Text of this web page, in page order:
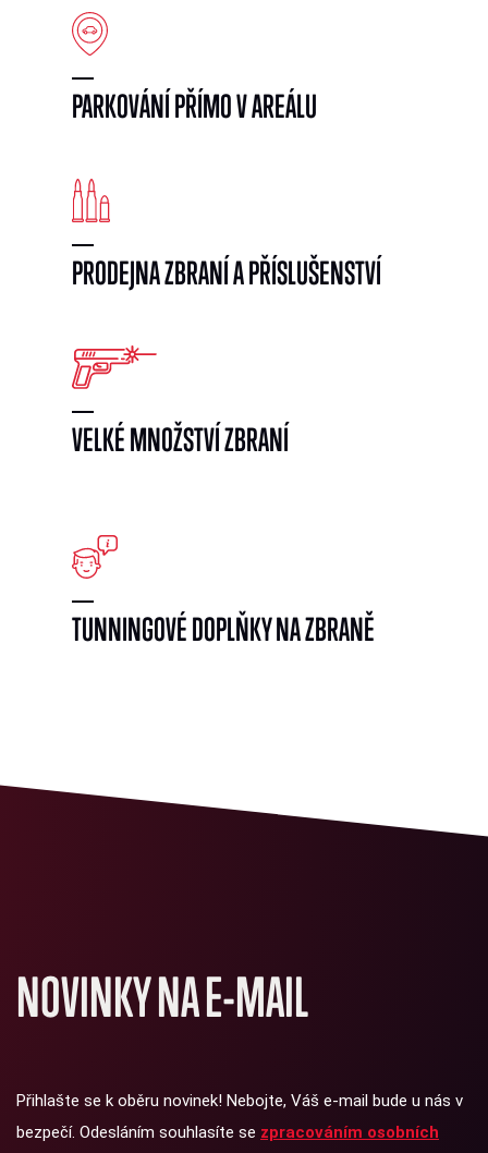
PARKOVÁNÍ PŘÍMO V AREÁLU
PRODEJNA ZBRANÍ A PŘÍSLUŠENSTVÍ
VELKÉ MNOŽSTVÍ ZBRANÍ
TUNNINGOVÉ DOPLŇKY NA ZBRANĚ
NOVINKY NA E-MAIL
Přihlašte se k oběru novinek! Nebojte, Váš e-mail bude u nás v
bezpečí. Odesláním souhlasíte se zpracováním osobních